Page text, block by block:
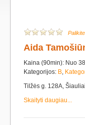
Aida
Kaina (90min): Nuo
Kategorijos: B,
Tilžės g. 128A,
Skaityti daugiau...